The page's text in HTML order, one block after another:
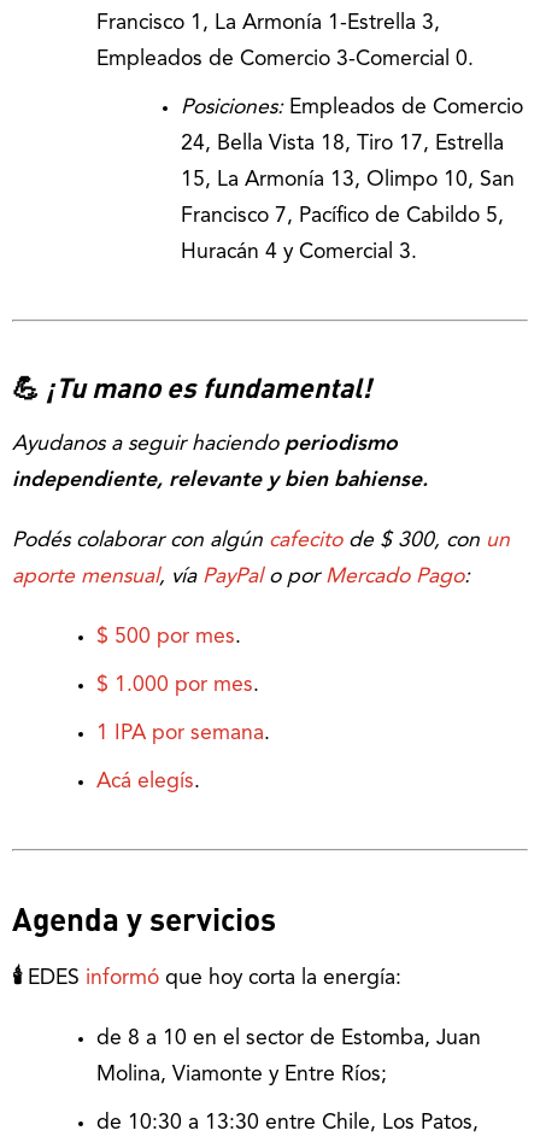
Francisco 1, La Armonía 1-Estrella 3,
Empleados de Comercio 3-Comercial 0.
Posiciones:Empleados de Comercio
24, Bella Vista 18, Tiro 17, Estrella
15, La Armonía 13, Olimpo 10, San
Francisco 7, Pacífico de Cabildo 5,
Huracán 4 y Comercial 3.
💪 ¡Tu mano es fundamental!
Ayudanos a seguir haciendo periodismo
independiente, relevante y bien bahiense.
Podés colaborar con algún cafecitode $ 300, con un
aporte mensual, víaPayPalo porMercado Pago:
$ 500 por mes.
$ 1.000 por mes.
1 IPA por semana.
Acá elegís.
Agenda y servicios
🕯 EDES informó que hoy corta la energía:
de 8 a 10 en el sector de Estomba, Juan
Molina, Viamonte y Entre Ríos;
de 10:30 a 13:30 entre Chile, Los Patos,